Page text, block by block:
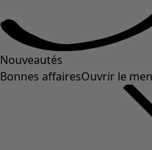
Nouveautés
Bonnes affairesOuvrir le